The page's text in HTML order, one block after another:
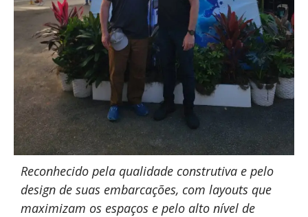
Reconhecido pela qualidade construtiva e pelo
design de suas embarcações, com layouts que
maximizam os espaços e pelo alto nível de